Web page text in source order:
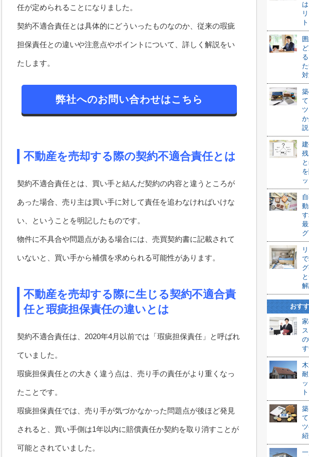
任が定められることになりました。
契約不適合責任とは具体的にどういったものなのか、従来の瑕疵
担保責任との違いや注意点やポイントについて、詳しく解説をい
たします。
弊社へのお問い合わせはこちら
不動産を売却する際の契約不適合責任とは
契約不適合責任とは、買い手と結んだ契約の内容と違うところが
あった場合、売り主は買い手に対して責任を追わなければいけな
い、ということを明記したものです。
物件に不具合や問題点がある場合には、売買契約書に記載されて
いないと、買い手から補償を求められる可能性があります。
不動産を売却する際に生じる契約不適合責
任と瑕疵担保責任の違いとは
契約不適合責任は、2020年4月以前では「瑕疵担保責任」と呼ばれ
ていました。
瑕疵担保責任との大きく違う点は、売り手の責任がより重くなっ
たことです。
瑕疵担保責任では、売り手が気づかなかった問題点が後ほど発見
されると、買い手側は1年以内に賠償責任か契約を取り消すことが
可能とされていました。
説
おす
紹